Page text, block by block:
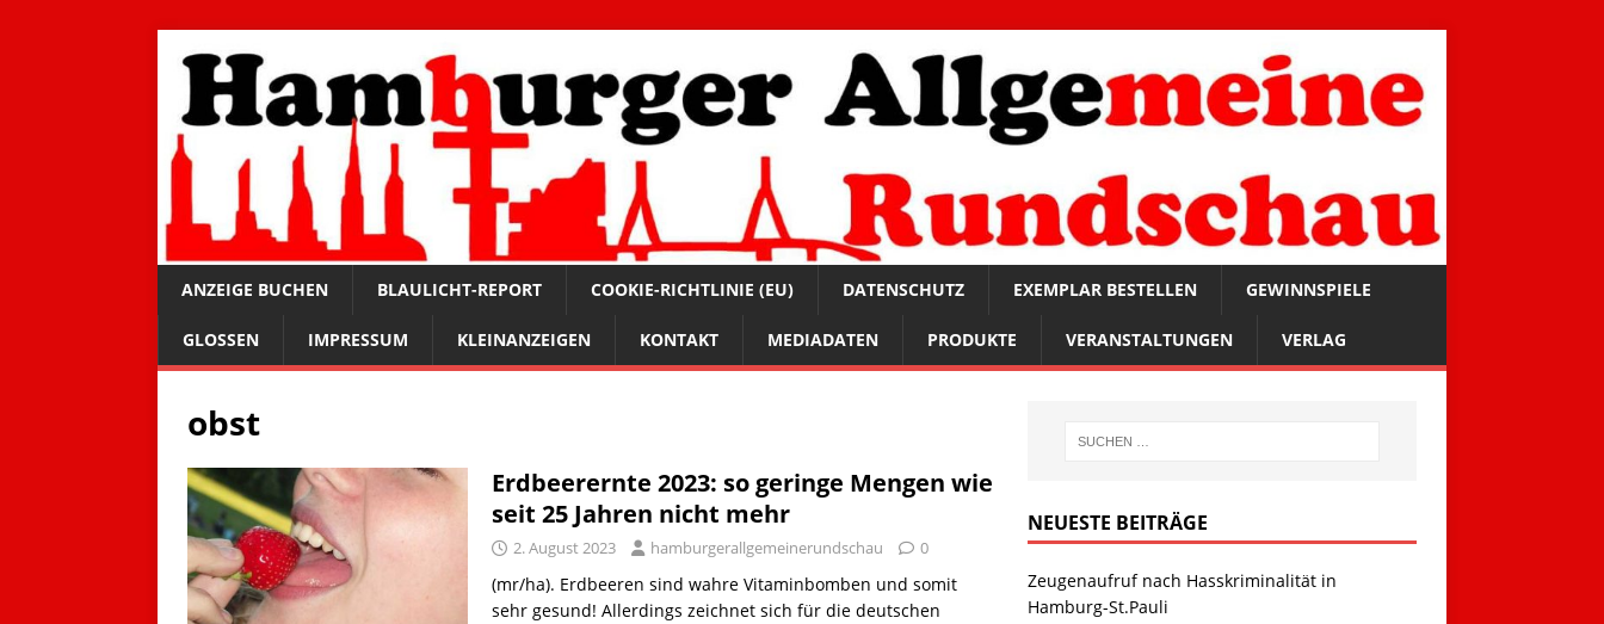
ANZEIGE BUCHEN BLAULICHT-REPORT COOKIE-RICHTLINIE (EU) DATENSCHUTZ EXEMPLAR BESTELLEN GEWINNSPIELE
GLOSSEN IMPRESSUM KLEINANZEIGEN KONTAKT MEDIADATEN PRODUKTE VERANSTALTUNGEN VERLAG
obst
Erdbeerernte 2023: so geringe Mengen wie
seit 25 Jahren nicht mehr
2. August 2023 hamburgerallgemeinerundschau 0
(mr/ha). Erdbeeren sind wahre Vitaminbomben und somit
sehr gesund! Allerdings zeichnet sich für die deutschen
NEUESTE BEITRÄGE
Zeugenaufruf nach Hasskriminalität in
Hamburg-St.Pauli